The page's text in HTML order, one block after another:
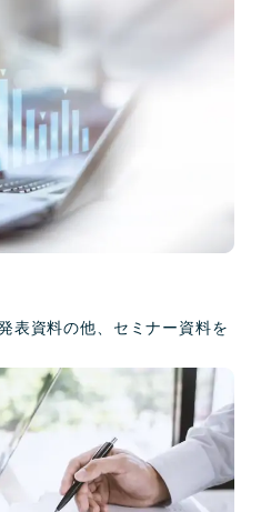
表資料の他、セミナー資料を